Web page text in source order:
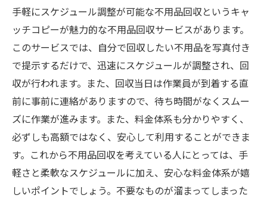
手軽にスケジュール調整が可能な不用品回収というキャ
ッチコピーが魅力的な不用品回収サービスがあります。
このサービスでは、自分で回収したい不用品を写真付き
で提示するだけで、迅速にスケジュールが調整され、回
収が行われます。また、回収当日は作業員が到着する直
前に事前に連絡がありますので、待ち時間がなくスムー
ズに作業が進みます。また、料金体系も分かりやすく、
必ずしも高額ではなく、安心して利用することができま
す。これから不用品回収を考えている人にとっては、手
軽さと柔軟なスケジュールに加え、安心な料金体系が嬉
しいポイントでしょう。不要なものが溜まってしまった